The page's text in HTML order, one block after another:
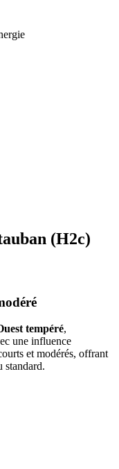
(H2c)
tempéré,
une influence
et modérés, offrant
standard.